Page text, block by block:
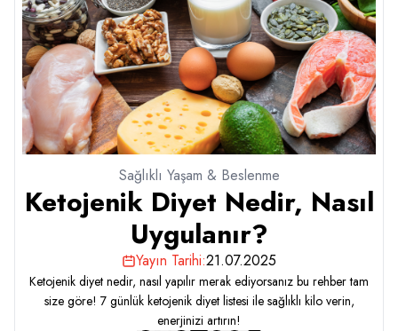
Sağlıklı Yaşam & Beslenme
Ketojenik Diyet Nedir, Nasıl
Uygulanır?
Yayın Tarihi:21.07.2025
Ketojenik diyet nedir, nasıl yapılır merak ediyorsanız bu rehber tam
size göre! 7 günlük ketojenik diyet listesi ile sağlıklı kilo verin,
enerjinizi artırın!